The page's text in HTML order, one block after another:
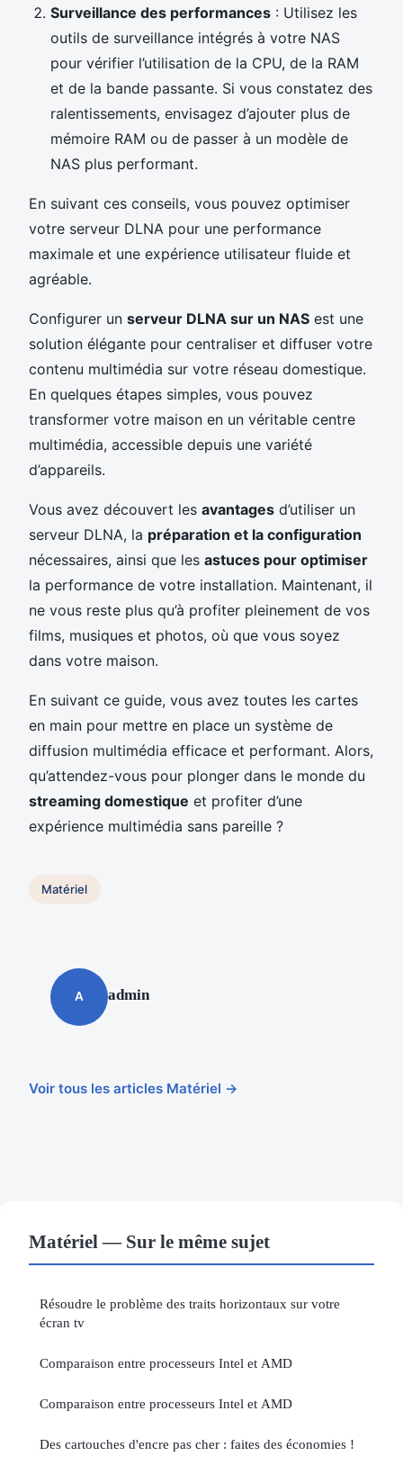
Surveillance des performances : Utilisez les
outils de surveillance intégrés à votre NAS
pour vérifier l’utilisation de la CPU, de la RAM
et de la bande passante. Si vous constatez des
ralentissements, envisagez d’ajouter plus de
mémoire RAM ou de passer à un modèle de
NAS plus performant.
En suivant ces conseils, vous pouvez optimiser
votre serveur DLNA pour une performance
maximale et une expérience utilisateur fluide et
agréable.
Configurer un serveur DLNA sur un NAS est une
solution élégante pour centraliser et diffuser votre
contenu multimédia sur votre réseau domestique.
En quelques étapes simples, vous pouvez
transformer votre maison en un véritable centre
multimédia, accessible depuis une variété
d’appareils.
Vous avez découvert les avantages d’utiliser un
serveur DLNA, la préparation et la configuration
nécessaires, ainsi que les astuces pour optimiser
la performance de votre installation. Maintenant, il
ne vous reste plus qu’à profiter pleinement de vos
films, musiques et photos, où que vous soyez
dans votre maison.
En suivant ce guide, vous avez toutes les cartes
en main pour mettre en place un système de
diffusion multimédia efficace et performant. Alors,
qu’attendez-vous pour plonger dans le monde du
streaming domestique et profiter d’une
expérience multimédia sans pareille ?
Matériel
A admin
Voir tous les articles Matériel →
Matériel — Sur le même sujet
Résoudre le problème des traits horizontaux sur votre
écran tv
Comparaison entre processeurs Intel et AMD
Comparaison entre processeurs Intel et AMD
Des cartouches d'encre pas cher : faites des économies !